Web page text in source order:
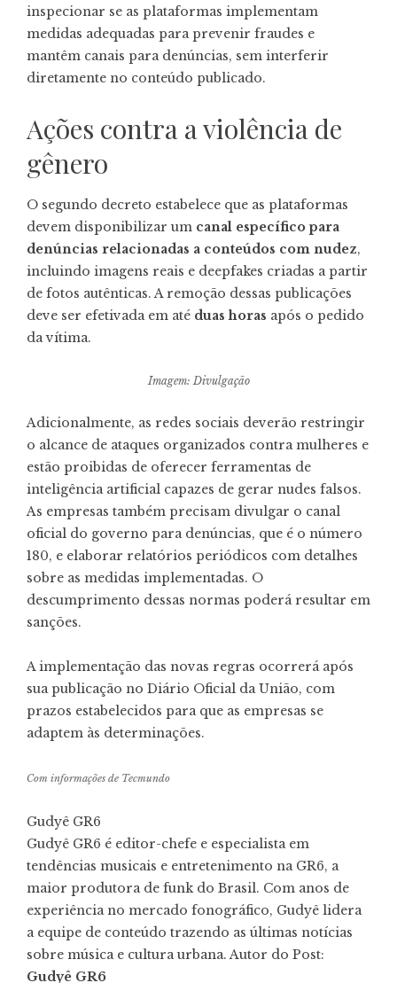
inspecionar se as plataformas implementam
medidas adequadas para prevenir fraudes e
mantêm canais para denúncias, sem interferir
diretamente no conteúdo publicado.
Ações contra a violência de
gênero
O segundo decreto estabelece que as plataformas
devem disponibilizar um canal específico para
denúncias relacionadas a conteúdos com nudez,
incluindo imagens reais e deepfakes criadas a partir
de fotos autênticas. A remoção dessas publicações
deve ser efetivada em até duas horas após o pedido
da vítima.
Imagem: Divulgação
Adicionalmente, as redes sociais deverão restringir
o alcance de ataques organizados contra mulheres e
estão proibidas de oferecer ferramentas de
inteligência artificial capazes de gerar nudes falsos.
As empresas também precisam divulgar o canal
oficial do governo para denúncias, que é o número
180, e elaborar relatórios periódicos com detalhes
sobre as medidas implementadas. O
descumprimento dessas normas poderá resultar em
sanções.
A implementação das novas regras ocorrerá após
sua publicação no Diário Oficial da União, com
prazos estabelecidos para que as empresas se
adaptem às determinações.
Com informações de Tecmundo
Gudyê GR6
Gudyê GR6 é editor-chefe e especialista em
tendências musicais e entretenimento na GR6, a
maior produtora de funk do Brasil. Com anos de
experiência no mercado fonográfico, Gudyê lidera
a equipe de conteúdo trazendo as últimas notícias
sobre música e cultura urbana. Autor do Post:
Gudyê GR6